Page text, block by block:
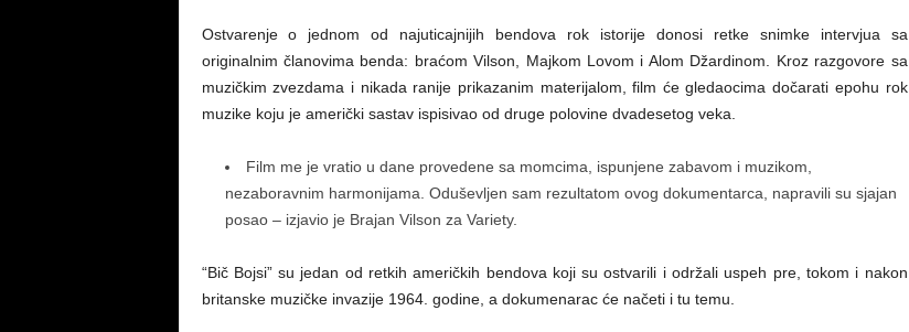
Ostvarenje o jednom od najuticajnijih bendova rok istorije donosi retke snimke intervjua sa
originalnim članovima benda: braćom Vilson, Majkom Lovom i Alom Džardinom. Kroz razgovore sa
muzičkim zvezdama i nikada ranije prikazanim materijalom, film će gledaocima dočarati epohu rok
muzike koju je američki sastav ispisivao od druge polovine dvadesetog veka.
Film me je vratio u dane provedene sa momcima, ispunjene zabavom i muzikom,
nezaboravnim harmonijama. Oduševljen sam rezultatom ovog dokumentarca, napravili su sjajan
posao – izjavio je Brajan Vilson za Variety.
“Bič Bojsi” su jedan od retkih američkih bendova koji su ostvarili i održali uspeh pre, tokom i nakon
britanske muzičke invazije 1964. godine, a dokumenarac će načeti i tu temu.